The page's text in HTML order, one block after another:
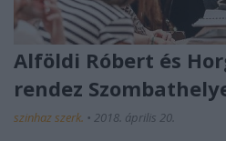
Alföldi Róbert és
rendez
szinhaz szerk. • 2018. április 20.